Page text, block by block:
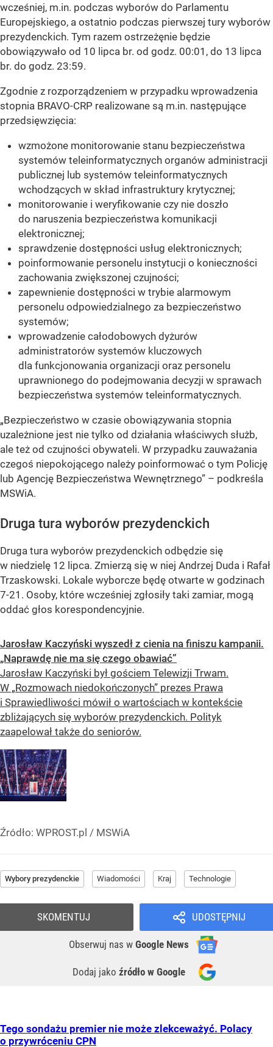
wcześniej, m.in. podczas wyborów do Parlamentu
Europejskiego, a ostatnio podczas pierwszej tury wyborów
prezydenckich. Tym razem ostrzeżęnie będzie
obowiązywało od 10 lipca br. od godz. 00:01, do 13 lipca
br. do godz. 23:59.
Zgodnie z rozporządzeniem w przypadku wprowadzenia
stopnia BRAVO-CRP realizowane są m.in. następujące
przedsięwzięcia:
wzmożone monitorowanie stanu bezpieczeństwa
systemów teleinformatycznych organów administracji
publicznej lub systemów teleinformatycznych
wchodzących w skład infrastruktury krytycznej;
monitorowanie i weryfikowanie czy nie doszło
do naruszenia bezpieczeństwa komunikacji
elektronicznej;
sprawdzenie dostępności usług elektronicznych;
poinformowanie personelu instytucji o konieczności
zachowania zwiększonej czujności;
zapewnienie dostępności w trybie alarmowym
personelu odpowiedzialnego za bezpieczeństwo
systemów;
wprowadzenie całodobowych dyżurów
administratorów systemów kluczowych
dla funkcjonowania organizacji oraz personelu
uprawnionego do podejmowania decyzji w sprawach
bezpieczeństwa systemów teleinformatycznych.
„Bezpieczeństwo w czasie obowiązywania stopnia
uzależnione jest nie tylko od działania właściwych służb,
ale też od czujności obywateli. W przypadku zauważania
czegoś niepokojącego należy poinformować o tym Policję
lub Agencję Bezpieczeństwa Wewnętrznego” – podkreśla
MSWiA.
Druga tura wyborów prezydenckich
Druga tura wyborów prezydenckich odbędzie się
w niedzielę 12 lipca. Zmierzą się w niej Andrzej Duda i Rafał
Trzaskowski. Lokale wyborcze będę otwarte w godzinach
7-21. Osoby, które wcześniej zgłosiły taki zamiar, mogą
oddać głos korespondencyjnie.
Jarosław Kaczyński wyszedł z cienia na finiszu kampanii.
„Naprawdę nie ma się czego obawiać”
Jarosław Kaczyński był gościem Telewizji Trwam.
W „Rozmowach niedokończonych” prezes Prawa
i Sprawiedliwości mówił o wartościach w kontekście
zbliżających się wyborów prezydenckich. Polityk
zaapelował także do seniorów.
Źródło: WPROST.pl / MSWiA
Wybory prezydenckie Wiadomości Kraj Technologie
UDOSTĘPNIJ
Obserwuj nas w Google News
Dodaj jako źródło w Google
SKOMENTUJ
Tego sondażu premier nie może zlekceważyć. Polacy
o przywróceniu CPN